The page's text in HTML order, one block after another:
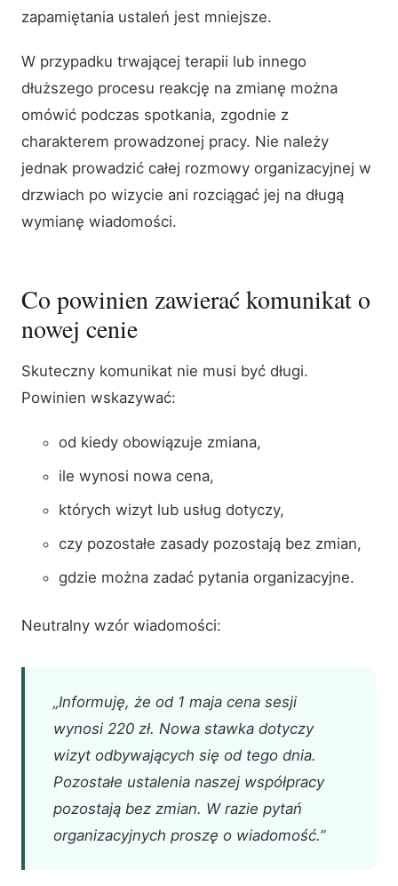
zapamiętania ustaleń jest mniejsze.
W przypadku trwającej terapii lub innego
dłuższego procesu reakcję na zmianę można
omówić podczas spotkania, zgodnie z
charakterem prowadzonej pracy. Nie należy
jednak prowadzić całej rozmowy organizacyjnej w
drzwiach po wizycie ani rozciągać jej na długą
wymianę wiadomości.
Co powinien zawierać komunikat o
nowej cenie
Skuteczny komunikat nie musi być długi.
Powinien wskazywać:
od kiedy obowiązuje zmiana,
ile wynosi nowa cena,
których wizyt lub usług dotyczy,
czy pozostałe zasady pozostają bez zmian,
gdzie można zadać pytania organizacyjne.
Neutralny wzór wiadomości:
„Informuję, że od 1 maja cena sesji
wynosi 220 zł. Nowa stawka dotyczy
wizyt odbywających się od tego dnia.
Pozostałe ustalenia naszej współpracy
pozostają bez zmian. W razie pytań
organizacyjnych proszę o wiadomość.”